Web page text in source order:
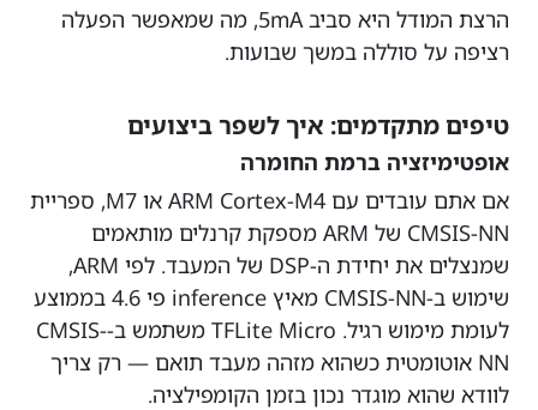
הרצת המודל היא סביב 5mA, מה שמאפשר הפעלה
רציפה על סוללה במשך שבועות.
טיפים מתקדמים: איך לשפר ביצועים
אופטימיזציה ברמת החומרה
אם אתם עובדים עם ARM Cortex-M4 או M7, ספריית
CMSIS-NN של ARM מספקת קרנלים מותאמים
שמנצלים את יחידת ה-DSP של המעבד. לפי ARM,
שימוש ב-CMSIS-NN מאיץ inference פי 4.6 בממוצע
לעומת מימוש רגיל. TFLite Micro משתמש ב-CMSIS-
NN אוטומטית כשהוא מזהה מעבד תואם — רק צריך
לוודא שהוא מוגדר נכון בזמן הקומפילציה.